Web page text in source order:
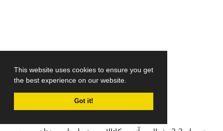
This website uses cookies to ensure you get
the best experience on our website.
Got it!